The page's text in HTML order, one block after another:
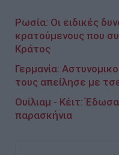
Ρωσία: Οι ειδικές
κρατούμενους που
Κράτος
Γερμανία:
τους απείλησε με
Oυίλιαμ - Κέιτ:
παρασκήνια